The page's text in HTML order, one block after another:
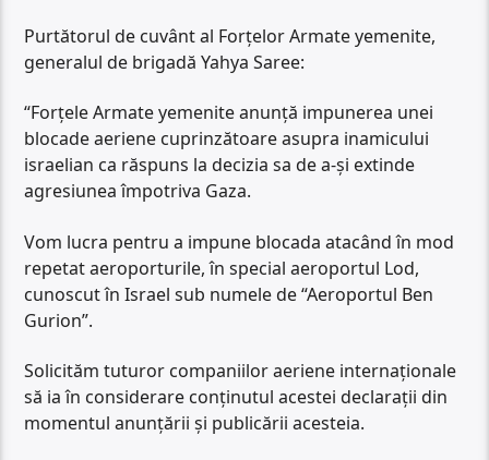
Purtătorul de cuvânt al Forțelor Armate yemenite,
generalul de brigadă Yahya Saree:
“Forțele Armate yemenite anunță impunerea unei
blocade aeriene cuprinzătoare asupra inamicului
israelian ca răspuns la decizia sa de a-și extinde
agresiunea împotriva Gaza.
Vom lucra pentru a impune blocada atacând în mod
repetat aeroporturile, în special aeroportul Lod,
cunoscut în Israel sub numele de “Aeroportul Ben
Gurion”.
Solicităm tuturor companiilor aeriene internaționale
să ia în considerare conținutul acestei declarații din
momentul anunțării și publicării acesteia.